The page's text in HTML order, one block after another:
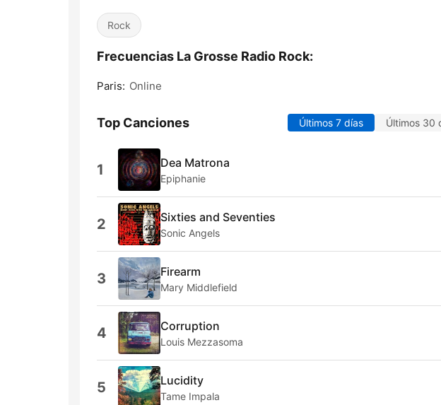
Rock
Frecuencias La Grosse Radio Rock:
Paris: Online
Top Canciones Últimos 7 días Últimos 30
1 Dea Matrona
Epiphanie
2 Sixties and Seventies
Sonic Angels
3 Firearm
Mary Middlefield
4 Corruption
Louis Mezzasoma
5 Lucidity
Tame Impala